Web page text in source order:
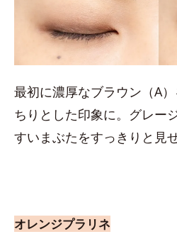
最初に濃厚なブラウン（A
ちりとした印象に。グレー
すいまぶたをすっきりと見
オレンジプラリネ